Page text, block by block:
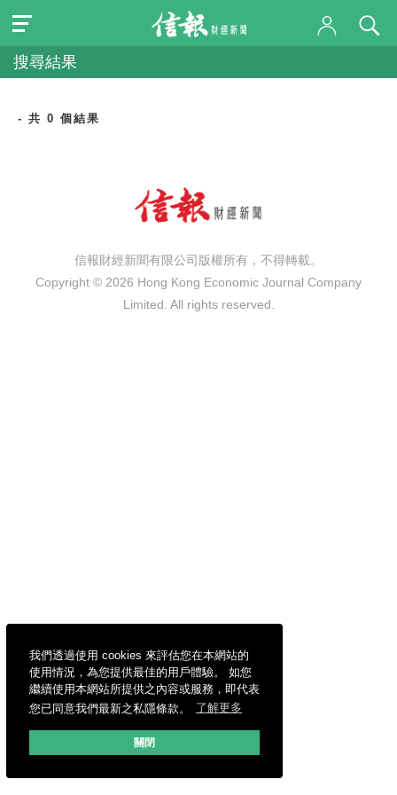
我們透過使用 cookies 來評估您在本網站的
使用情況，為您提供最佳的用戶體驗。 如您
繼續使用本網站所提供之內容或服務，即代表
您已同意我們最新之私隱條款。
了解更多
關閉
搜尋結果
- 共 0 個結果
信報財經新聞有限公司版權所有，不得轉載。
Copyright © 2026 Hong Kong Economic Journal Company
Limited. All rights reserved.